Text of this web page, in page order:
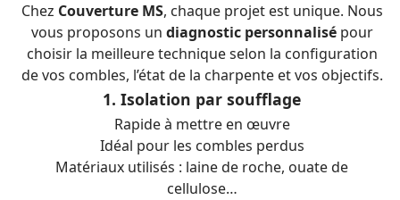
Chez Couverture MS, chaque projet est unique. Nous
vous proposons un diagnostic personnalisépour
choisir la meilleure technique selon la configuration
de vos combles, l’état de la charpente et vos objectifs.
1. Isolation par soufflage
Rapide à mettre en œuvre
Idéal pour les combles perdus
Matériaux utilisés : laine de roche, ouate de
cellulose…